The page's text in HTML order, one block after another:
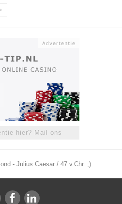
hier? Mail ons
- Julius Caesar / 47 v.Chr. ;)